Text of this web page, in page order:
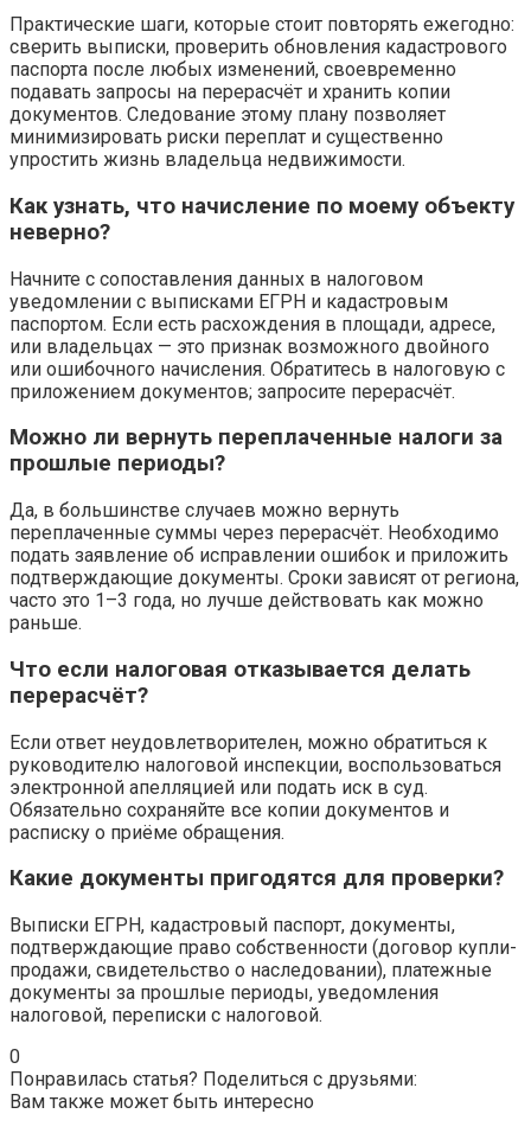
Практические шаги, которые стоит повторять ежегодно:
сверить выписки, проверить обновления кадастрового
паспорта после любых изменений, своевременно
подавать запросы на перерасчёт и хранить копии
документов. Следование этому плану позволяет
минимизировать риски переплат и существенно
упростить жизнь владельца недвижимости.
Как узнать, что начисление по моему объекту
неверно?
Начните с сопоставления данных в налоговом
уведомлении с выписками ЕГРН и кадастровым
паспортом. Если есть расхождения в площади, адресе,
или владельцах — это признак возможного двойного
или ошибочного начисления. Обратитесь в налоговую с
приложением документов; запросите перерасчёт.
Можно ли вернуть переплаченные налоги за
прошлые периоды?
Да, в большинстве случаев можно вернуть
переплаченные суммы через перерасчёт. Необходимо
подать заявление об исправлении ошибок и приложить
подтверждающие документы. Сроки зависят от региона,
часто это 1–3 года, но лучше действовать как можно
раньше.
Что если налоговая отказывается делать
перерасчёт?
Если ответ неудовлетворителен, можно обратиться к
руководителю налоговой инспекции, воспользоваться
электронной апелляцией или подать иск в суд.
Обязательно сохраняйте все копии документов и
расписку о приёме обращения.
Какие документы пригодятся для проверки?
Выписки ЕГРН, кадастровый паспорт, документы,
подтверждающие право собственности (договор купли-
продажи, свидетельство о наследовании), платежные
документы за прошлые периоды, уведомления
налоговой, переписки с налоговой.
0
Понравилась статья? Поделиться с друзьями:
Вам также может быть интересно